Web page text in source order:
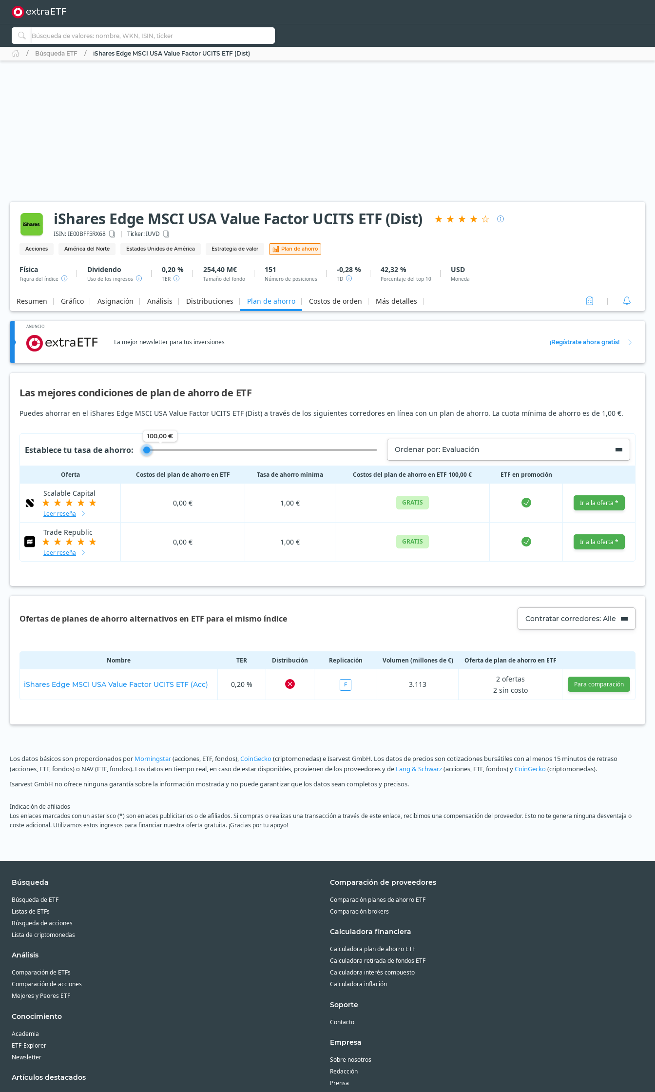
Búsqueda ETF iShares Edge MSCI USA Value Factor UCITS ETF (Dist)
iShares Edge MSCI USA Value Factor UCITS ETF (Dist)
ISIN:IE00BFF5RX68 Ticker:IUVD
Acciones América del Norte Estados Unidos de América Estrategia de valor Plan de ahorro
Física
Figura del índice
Dividendo
Uso de los ingresos
0,20 %
TER
254,40 M€
Tamaño del fondo
151
Número de posiciones
-0,28 %
TD
42,32 %
Porcentaje del top 10
USD
Moneda
Resumen Gráfico Asignación Análisis Distribuciones Plan de ahorro Costos de orden Más detalles
ANUNCIO
La mejor newsletter para tus inversiones ¡Regístrate ahora gratis!
Las mejores condiciones de plan de ahorro de ETF
Puedes ahorrar en el iShares Edge MSCI USA Value Factor UCITS ETF (Dist) a través de los siguientes corredores en línea con un plan de ahorro. La cuota mínima de ahorro es de 1,00 €.
Establece tu tasa de ahorro:
100,00 €
Ordenar por: Evaluación
Oferta Costos del plan de ahorro en ETF Tasa de ahorro mínima Costos del plan de ahorro en ETF 100,00 € ETF en promoción
Scalable Capital
Leer reseña
0,00 € 1,00 € GRATIS Ir a la oferta *
Trade Republic
Leer reseña
0,00 € 1,00 € GRATIS Ir a la oferta *
Ofertas de planes de ahorro alternativos en ETF para el mismo índice Contratar corredores: Alle
Nombre TER Distribución Replicación Volumen (millones de €) Oferta de plan de ahorro en ETF
iShares Edge MSCI USA Value Factor UCITS ETF (Acc) 0,20 % F 3.113
2 ofertas
2 sin costo
Para comparación
Los datos básicos son proporcionados por Morningstar(acciones, ETF, fondos),CoinGecko(criptomonedas) e Isarvest GmbH. Los datos de precios son cotizaciones bursátiles con al menos 15 minutos de retraso
(acciones, ETF, fondos) o NAV (ETF, fondos). Los datos en tiempo real, en caso de estar disponibles, provienen de los proveedores y de Lang & Schwarz(acciones, ETF, fondos) yCoinGecko(criptomonedas).
Isarvest GmbH no ofrece ninguna garantía sobre la información mostrada y no puede garantizar que los datos sean completos y precisos.
Indicación de afiliados
Los enlaces marcados con un asterisco (*) son enlaces publicitarios o de afiliados. Si compras o realizas una transacción a través de este enlace, recibimos una compensación del proveedor. Esto no te genera ninguna desventaja o
coste adicional. Utilizamos estos ingresos para financiar nuestra oferta gratuita. ¡Gracias por tu apoyo!
Búsqueda
Búsqueda de ETF
Listas de ETFs
Búsqueda de acciones
Lista de criptomonedas
Análisis
Comparación de ETFs
Comparación de acciones
Mejores y Peores ETF
Conocimiento
Academia
ETF-Explorer
Newsletter
Artículos destacados
Comparación de proveedores
Comparación planes de ahorro ETF
Comparación brokers
Calculadora financiera
Calculadora plan de ahorro ETF
Calculadora retirada de fondos ETF
Calculadora interés compuesto
Calculadora inflación
Soporte
Contacto
Empresa
Sobre nosotros
Redacción
Prensa